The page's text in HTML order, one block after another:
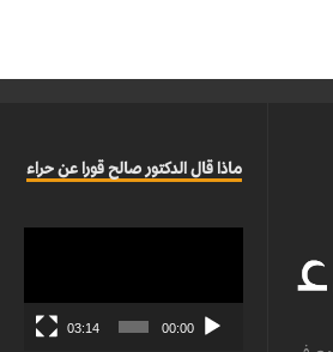
ماذا قال الدكتور صالح قورا عن حراء
00:00
03:14